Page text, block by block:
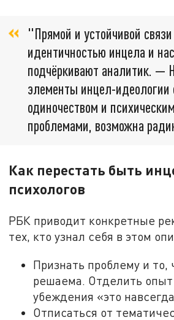
"Прямой и устойчивой
идентичностью инцела и
подчёркивают аналитик. —
элементы инцел-идеологии
одиночеством и
проблемами, возможна
Как перестать быть
психологов
РБК приводит конкретные
тех, кто узнал себя в этом
Признать проблему и то,
решаема. Отделить опыт
убеждения «это
Отписаться от